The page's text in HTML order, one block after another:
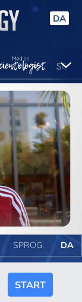
DA
SPROG: DA
START